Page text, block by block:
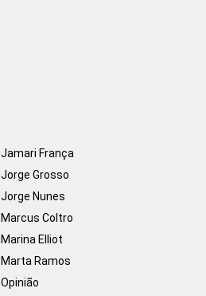
Jamari França
Jorge Grosso
Jorge Nunes
Marcus Coltro
Marina Elliot
Marta Ramos
Opinião